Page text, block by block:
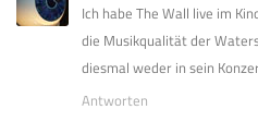
Ich habe The Wall live im
die Musikqualität der
diesmal weder in sein
Antworten